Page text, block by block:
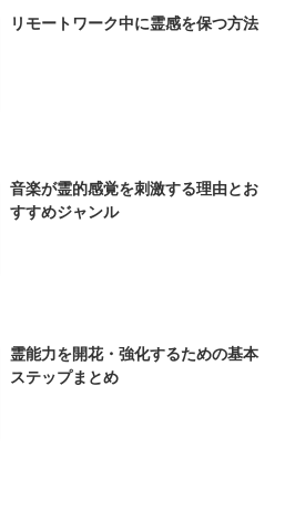
リモートワーク中に霊感を保つ方法
音楽が霊的感覚を刺激する理由とお
すすめジャンル
霊能力を開花・強化するための基本
ステップまとめ